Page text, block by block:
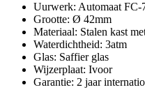
Uurwerk: Automaat FC-
Grootte: Ø 42mm
Materiaal: Stalen kast
Waterdichtheid: 3atm
Glas: Saffier glas
Wijzerplaat: Ivoor
Garantie: 2 jaar